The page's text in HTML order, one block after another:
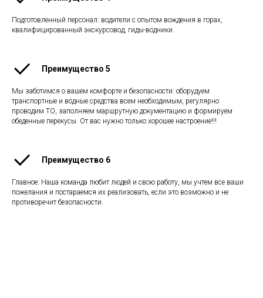
Подготовленный персонал: водители с опытом вождения в горах,
квалифицированный экскурсовод, гиды-водники.
Преимущество 5
Мы заботимся о вашем комфорте и безопасности: оборудуем
транспортные и водные средства всем необходимым, регулярно
проводим ТО, заполняем маршрутную документацию и формируем
обеденные перекусы. От вас нужно только хорошее настроение!!!
Преимущество 6
Главное: Наша команда любит людей и свою работу, мы учтем все ваши
пожелания и постараемся их реализовать, если это возможно и не
противоречит безопасности.